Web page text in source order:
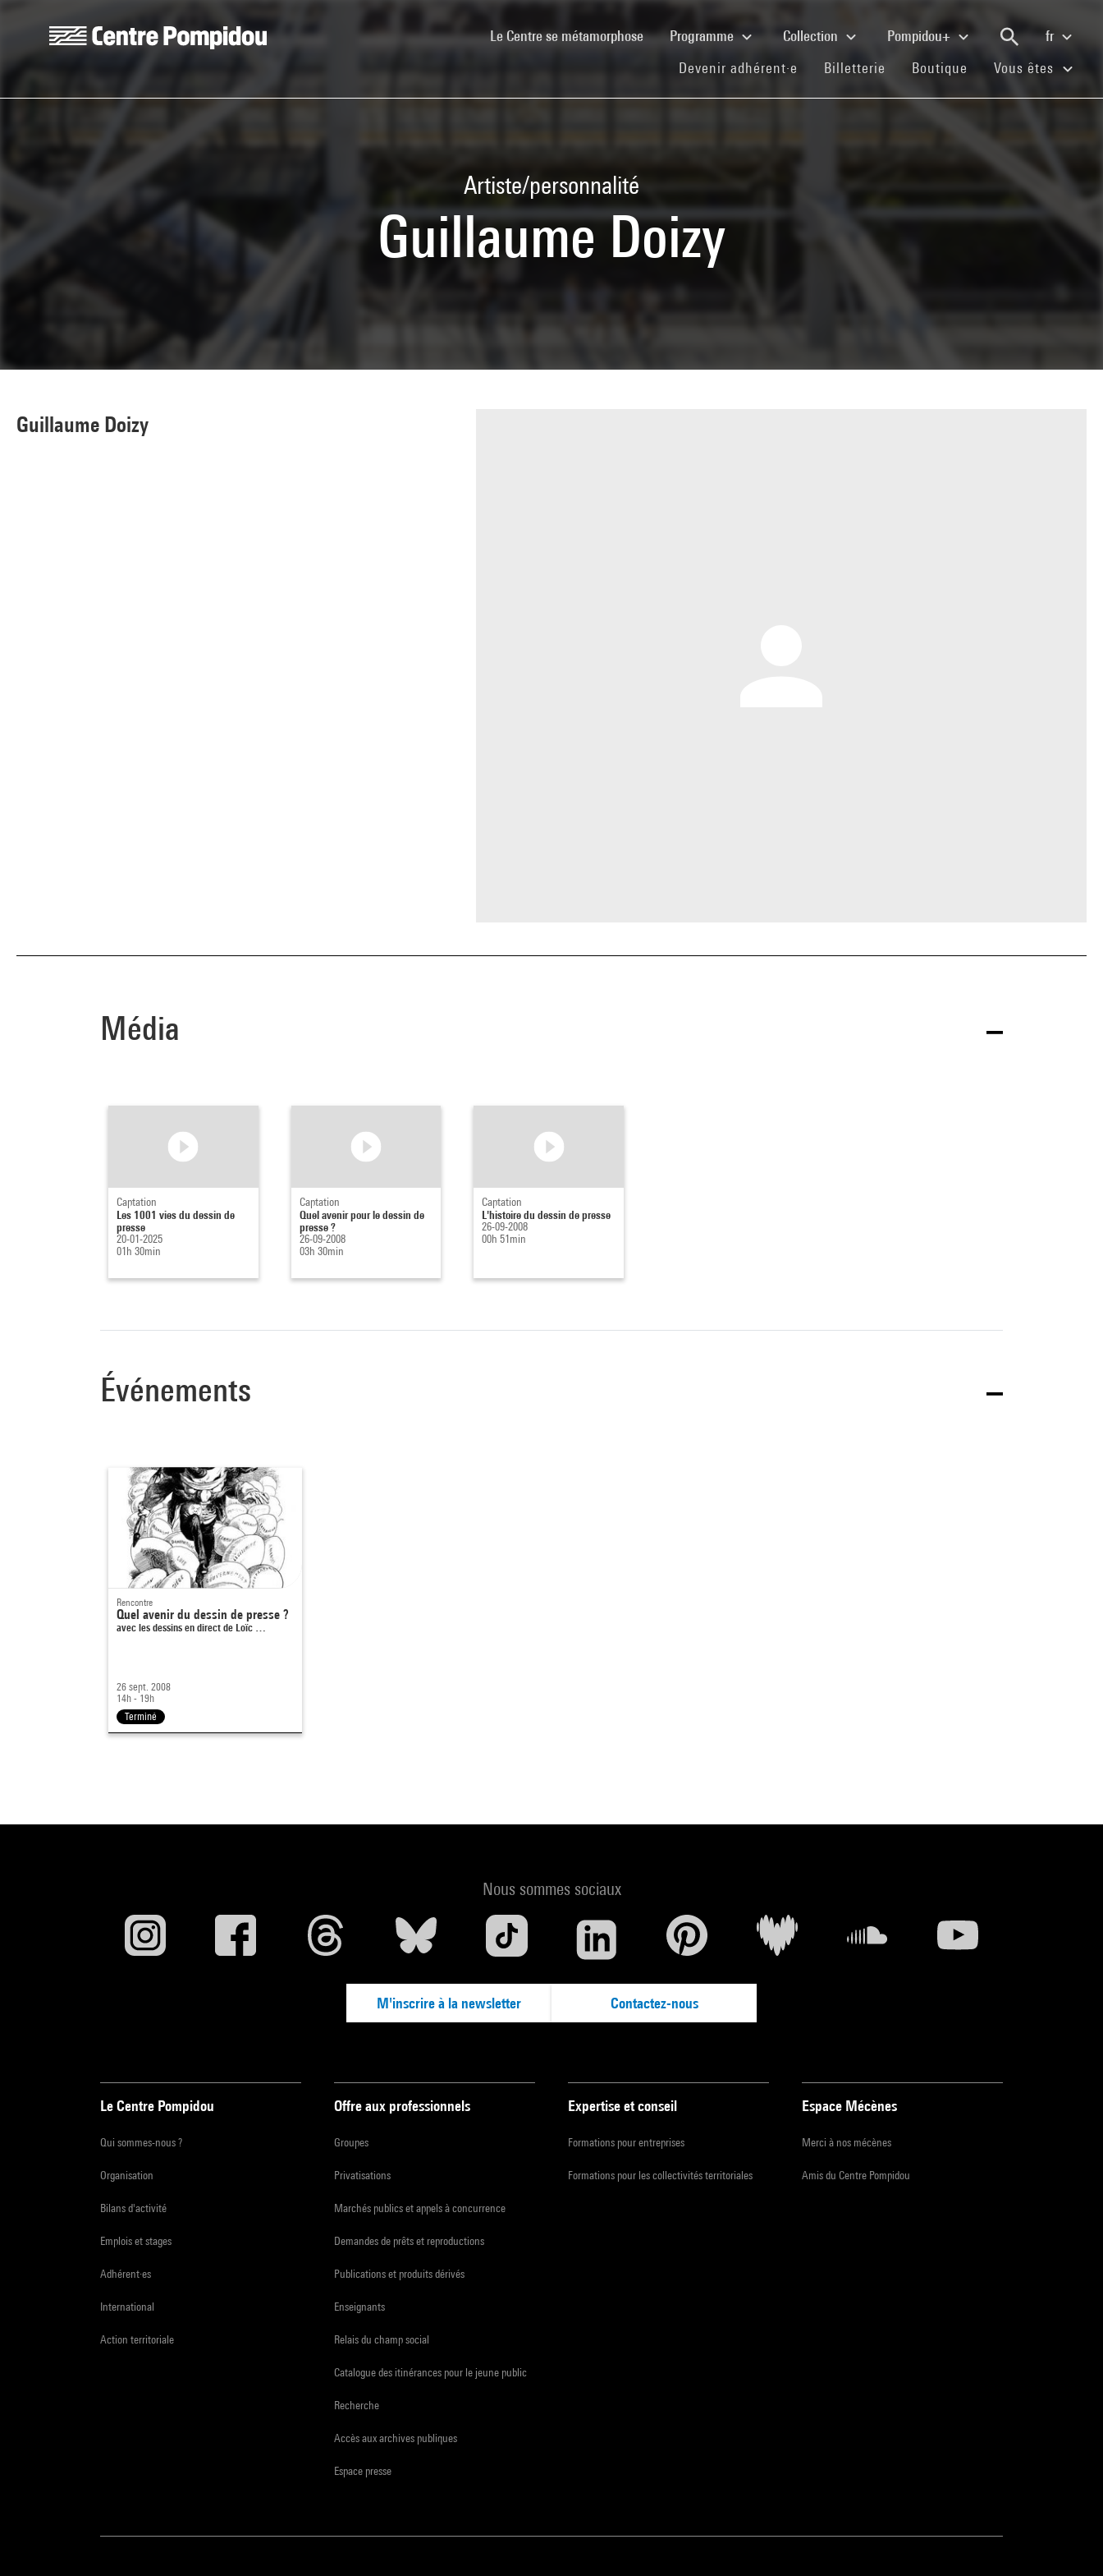
Le Centre se métamorphose(current)Programme Collection Pompidou+
fr
Devenir adhérent·e (current)
Billetterie (current)
Boutique (current)
Vous êtes
Artiste/personnalité
Guillaume Doizy
Guillaume Doizy
Média
Captation
Les 1001 vies du dessin de
presse
20-01-2025
01h 30min
Captation
Quel avenir pour le dessin de
presse ?
26-09-2008
03h 30min
Captation
L'histoire du dessin de presse
26-09-2008
00h 51min
Événements
Rencontre
Quel avenir du dessin de presse ?
avec les dessins en direct de Loïc …
26 sept. 2008
14h - 19h
Terminé
Nous sommes sociaux
M'inscrire à la newsletter Contactez-nous
Le Centre Pompidou
Qui sommes-nous ?
Organisation
Bilans d'activité
Emplois et stages
Adhérent·es
International
Action territoriale
Offre aux professionnels
Groupes
Privatisations
Marchés publics et appels à concurrence
Demandes de prêts et reproductions
Publications et produits dérivés
Enseignants
Relais du champ social
Catalogue des itinérances pour le jeune public
Recherche
Accès aux archives publiques
Espace presse
Expertise et conseil
Formations pour entreprises
Formations pour les collectivités territoriales
Espace Mécènes
Merci à nos mécènes
Amis du Centre Pompidou